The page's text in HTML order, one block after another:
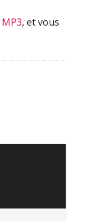
MP3, et vous